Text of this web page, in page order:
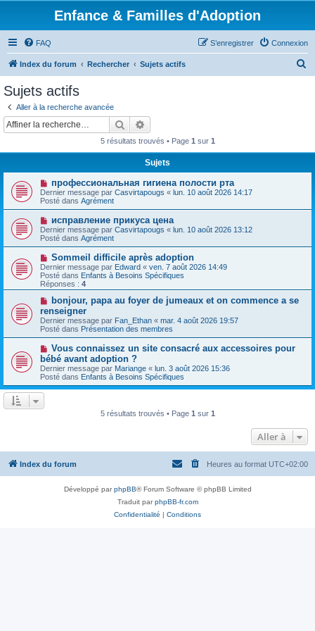
Enfance & Familles d'Adoption
FAQ Connexion
S’enregistrer
Index du forum Rechercher Sujets actifs
Sujets actifs
Aller à la recherche avancée
Rechercher
5 résultats trouvés • Page 1 sur 1
Sujets
N
o
u
v
a
u
m
e
s
s
a
g
e
профессиональная гигиена полости рта
Dernier message par Casvirtapougs « lun. 10 août 2026 14:17
Posté dans Agrément
N
o
u
v
e
a
u
m
e
s
a
g
e
исправление прикуса цена
Dernier message par Casvirtapougs « lun. 10 août 2026 13:12
Posté dans Agrément
N
o
u
v
e
a
u
m
e
s
s
a
g
e
Sommeil difficile après adoption
Dernier message par Edward « ven. 7 août 2026 14:49
Posté dans Enfants à Besoins Spécifiques
Réponses : 4
N
u
v
e
a
u
m
e
s
a
bonjour, papa au foyer de jumeaux et on commence a se
renseigner
Dernier message par Fan_Ethan « mar. 4 août 2026 19:57
Posté dans Présentation des membres
N
o
u
v
e
a
Vous connaissez un site consacré aux accessoires pour
bébé avant adoption ?
Dernier message par Mariange « lun. 3 août 2026 15:36
Posté dans Enfants à Besoins Spécifiques
5 résultats trouvés • Page 1 sur 1
Aller à
Index du forum Heures au format UTC+02:00
Développé parphpBB® Forum Software © phpBB Limited
Traduit parphpBB-fr.com
Confidentialité | Conditions